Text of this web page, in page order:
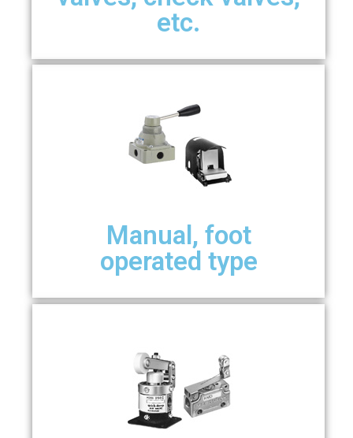
etc.
Manual, foot
operated type